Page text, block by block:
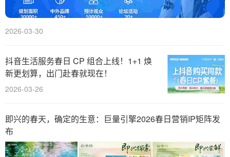
2026-03-30
抖音生活服务春日 CP 组合上线！1+1 焕
新更划算，出门赴春就现在！
2026-03-26
即兴的春天，确定的生意：巨量引擎2026春日营销IP矩阵发
布